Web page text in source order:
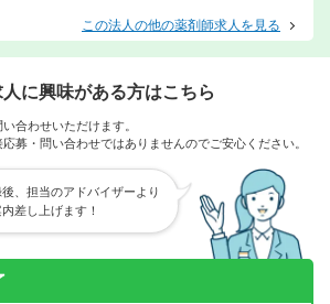
この法人の他の薬剤師求人を見る
人に興味がある方はこちら
合わせいただけます。
募・問い合わせではありませんのでご安心ください。
、担当のアドバイザーより
差し上げます！